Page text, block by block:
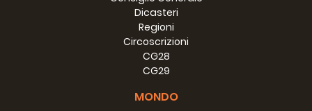
Dicasteri
Regioni
Circoscrizioni
CG28
CG29
MONDO